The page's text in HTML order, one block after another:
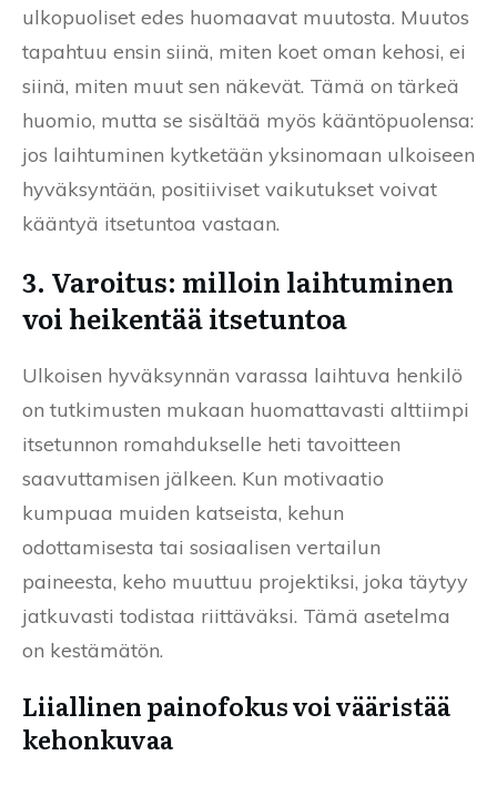
ulkopuoliset edes huomaavat muutosta. Muutos
tapahtuu ensin siinä, miten koet oman kehosi, ei
siinä, miten muut sen näkevät. Tämä on tärkeä
huomio, mutta se sisältää myös kääntöpuolensa:
jos laihtuminen kytketään yksinomaan ulkoiseen
hyväksyntään, positiiviset vaikutukset voivat
kääntyä itsetuntoa vastaan.
3. Varoitus: milloin laihtuminen
voi heikentää itsetuntoa
Ulkoisen hyväksynnän varassa laihtuva henkilö
on tutkimusten mukaan huomattavasti alttiimpi
itsetunnon romahdukselle heti tavoitteen
saavuttamisen jälkeen. Kun motivaatio
kumpuaa muiden katseista, kehun
odottamisesta tai sosiaalisen vertailun
paineesta, keho muuttuu projektiksi, joka täytyy
jatkuvasti todistaa riittäväksi. Tämä asetelma
on kestämätön.
Liiallinen painofokus voi vääristää
kehonkuvaa